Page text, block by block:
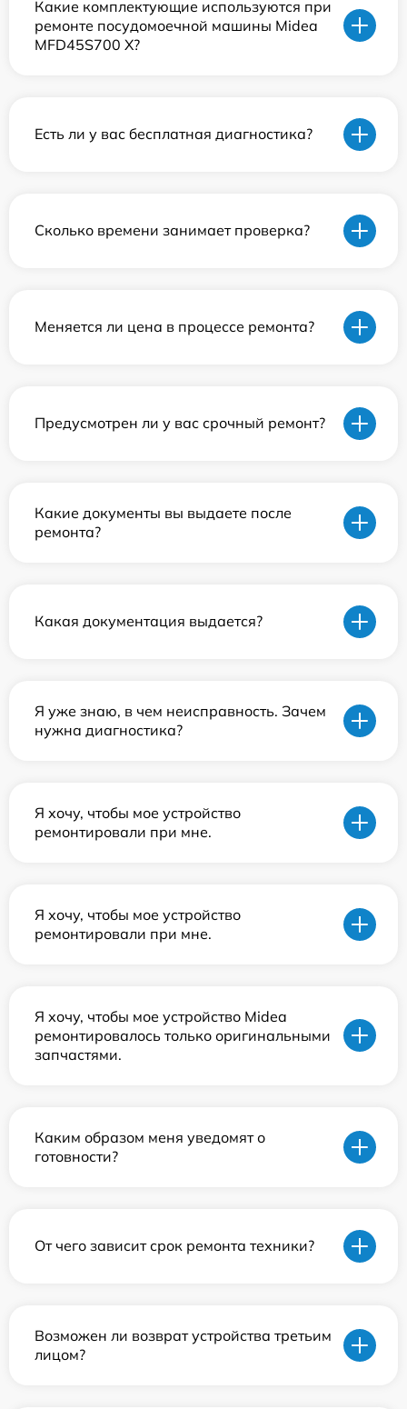
Какие комплектующие используются при
ремонте посудомоечной машины Midea
MFD45S700 X?
Есть ли у вас бесплатная диагностика?
Сколько времени занимает проверка?
Меняется ли цена в процессе ремонта?
Предусмотрен ли у вас срочный ремонт?
Какие документы вы выдаете после
ремонта?
Какая документация выдается?
Я уже знаю, в чем неисправность. Зачем
нужна диагностика?
Я хочу, чтобы мое устройство
ремонтировали при мне.
Я хочу, чтобы мое устройство
ремонтировали при мне.
Я хочу, чтобы мое устройство Midea
ремонтировалось только оригинальными
запчастями.
Каким образом меня уведомят о
готовности?
От чего зависит срок ремонта техники?
Возможен ли возврат устройства третьим
лицом?